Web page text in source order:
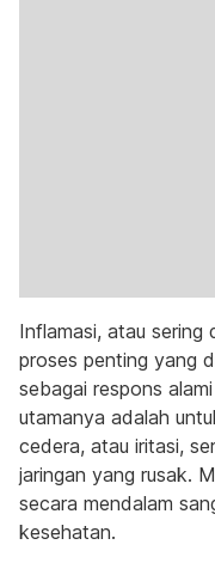
Inflamasi, atau sering
proses penting yang
sebagai respons
utamanya adalah
cedera, atau iritasi,
jaringan yang rusak.
secara mendalam
kesehatan.